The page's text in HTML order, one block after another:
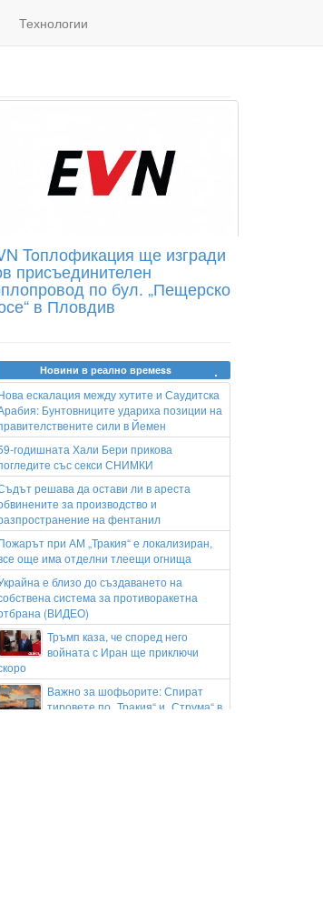
Технологии
Toплофикация ще изгради
присъединителен
по бул. „Пещерско
в Пловдив
Новини в реално времеss
ескалация между хутите и Саудитска
Бунтовниците удариха позиции на
сили в Йемен
годишната Хали Бери прикова
със секси СНИМКИ
решава да остави ли в ареста
за производство и
на фентанил
при АМ „Тракия“ е локализиран,
още има отделни тлеещи огнища
е близо до създаването на
система за противоракетна
(ВИДЕО)
Тръмп каза, че според него
войната с Иран ще приключи
Важно за шофьорите: Спират
тировете по „Тракия“ и „Струма“ в